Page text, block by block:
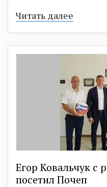
Читать далее
Егор Ковальчук с
посетил Почеп